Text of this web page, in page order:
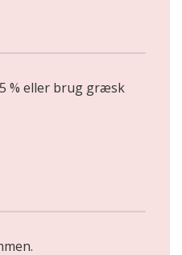
% eller brug græsk